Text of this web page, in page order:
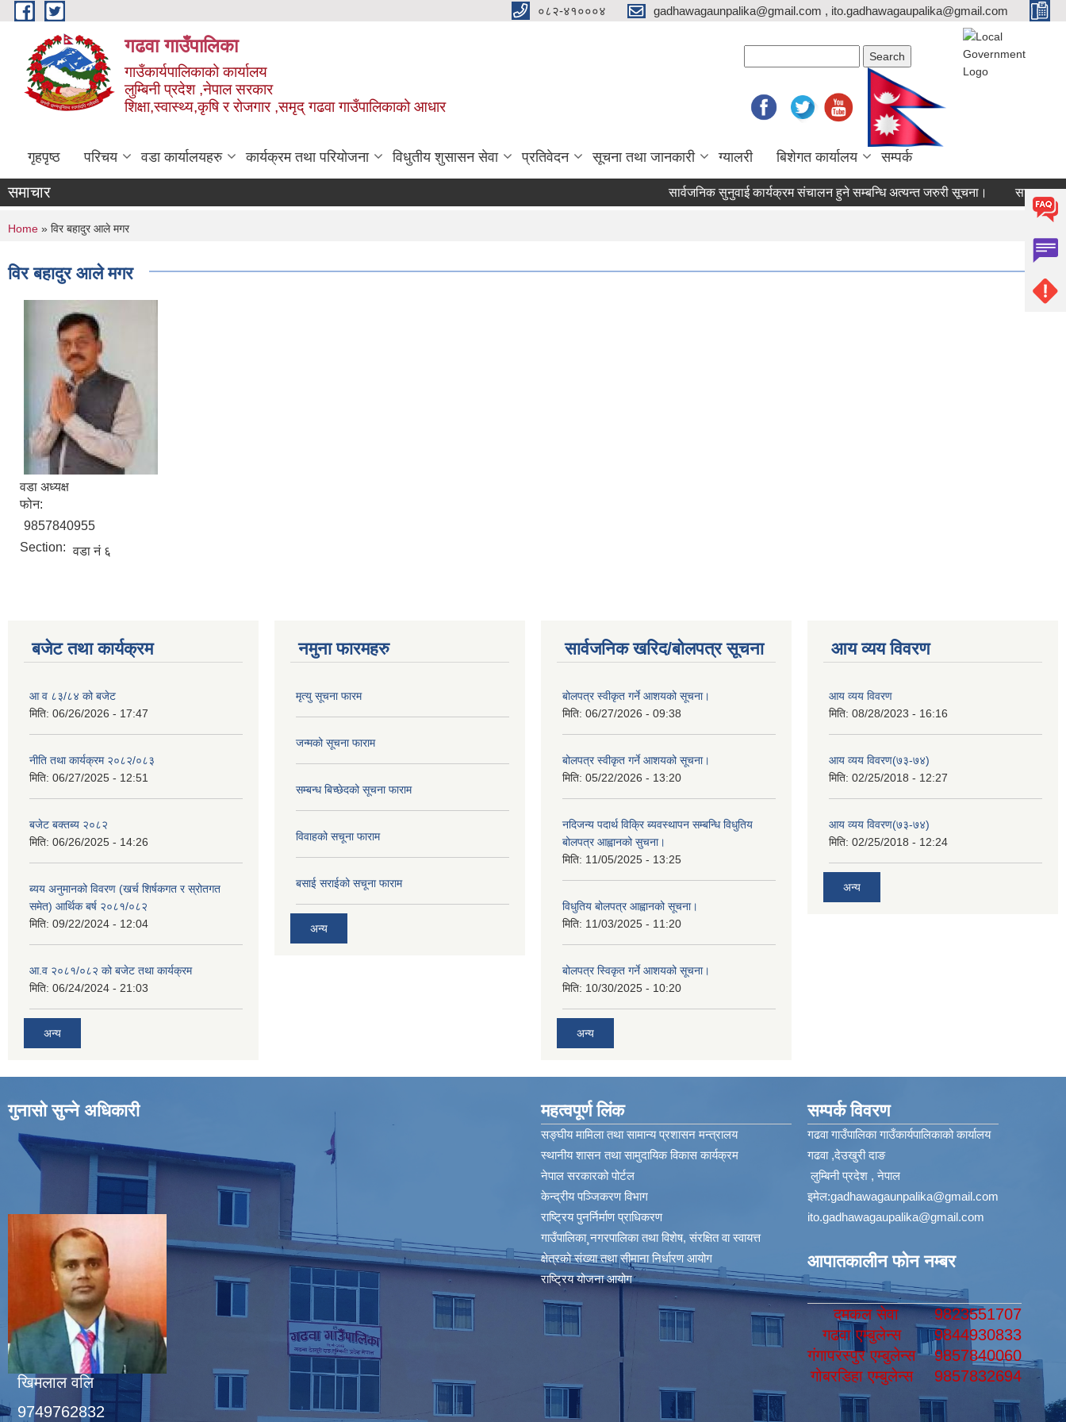
Skip to main content ०८२-४१०००४ gadhawagaunpalika@gmail.com , ito.gadhawagaupalika@gmail.com
गढवा गाउँपालिका
गाउँकार्यपालिकाको कार्यालय
लुम्बिनी प्रदेश ,नेपाल सरकार
शिक्षा,स्वास्थ्य,कृषि र रोजगार ,समृद् गढवा गाउँपालिकाको आधार
गृहपृष्ठ परिचय वडा कार्यालयहरु कार्यक्रम तथा परियोजना विधुतीय शुसासन सेवा प्रतिवेदन सूचना तथा जानकारी ग्यालरी बिशेगत कार्यालय सम्पर्क
समाचार सार्वजनिक सुनुवाई कार्यक्रम संचालन हुने सम्बन्धि अत्यन्त जरुरी सूचना। सटर भाडामा
You are here
Home » विर बहादुर आले मगर
विर बहादुर आले मगर
वडा अध्यक्ष
फोन:
9857840955
Section: वडा नं ६
बजेट तथा कार्यक्रम
आ व ८३/८४ को बजेट
मिति: 06/26/2026 - 17:47
नीति तथा कार्यक्रम २०८२/०८३
मिति: 06/27/2025 - 12:51
बजेट बक्तब्य २०८२
मिति: 06/26/2025 - 14:26
ब्यय अनुमानको विवरण (खर्च शिर्षकगत र स्रोतगत
समेत) आर्थिक बर्ष २०८१/०८२
मिति: 09/22/2024 - 12:04
आ.व २०८१/०८२ को बजेट तथा कार्यक्रम
मिति: 06/24/2024 - 21:03
अन्य
नमुना फारमहरु
मृत्यु सूचना फारम
जन्मको सूचना फाराम
सम्बन्ध बिच्छेदको सूचना फाराम
विवाहको सचूना फाराम
बसाई सराईको सचूना फाराम
अन्य
सार्वजनिक खरिद/बोलपत्र सूचना
बोलपत्र स्वीकृत गर्ने आशयको सूचना।
मिति: 06/27/2026 - 09:38
बोलपत्र स्वीकृत गर्ने आशयको सूचना।
मिति: 05/22/2026 - 13:20
नदिजन्य पदार्थ विक्रि ब्यवस्थापन सम्बन्धि विधुतिय
बोलपत्र आह्वानको सुचना।
मिति: 11/05/2025 - 13:25
विधुतिय बोलपत्र आह्वानको सूचना।
मिति: 11/03/2025 - 11:20
बोलपत्र स्विकृत गर्ने आशयको सूचना।
मिति: 10/30/2025 - 10:20
अन्य
आय व्यय विवरण
आय व्यय विवरण
मिति: 08/28/2023 - 16:16
आय व्यय विवरण(७३-७४)
मिति: 02/25/2018 - 12:27
आय व्यय विवरण(७३-७४)
मिति: 02/25/2018 - 12:24
अन्य
गुनासो सुन्ने अधिकारी
खिमलाल वलि
9749762832
महत्वपूर्ण लिंक
सङ्घीय मामिला तथा सामान्य प्रशासन मन्त्रालय
स्थानीय शासन तथा सामुदायिक विकास कार्यक्रम
नेपाल सरकारको पोर्टल
केन्द्रीय पञ्जिकरण विभाग
राष्ट्रिय पुनर्निर्माण प्राधिकरण
गाउँपालिका¸नगरपालिका तथा विशेष, संरक्षित वा स्वायत्त
क्षेत्रको संख्या तथा सीमाना निर्धारण आयोग​
राष्ट्रिय योजना आयोग
सम्पर्क विवरण
गढवा गाउँपालिका गाउँकार्यपालिकाको कार्यालय
गढवा ,देउखुरी दाङ
लुम्बिनी प्रदेश , नेपाल
इमेल:gadhawagaunpalika@gmail.com
ito.gadhawagaupalika@gmail.com
आपातकालीन फोन नम्बर
दमकल सेवा
9823551707
गढवा एम्बुलेन्स
9844930833
गंगापरस्पुर एम्बुलेन्स9857840060
गोबरडिहा एम्बुलेन्स
9857832694